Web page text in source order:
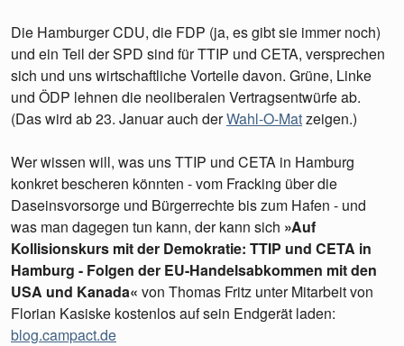
Die Hamburger CDU, die FDP (ja, es gibt sie immer noch)
und ein Teil der SPD sind für TTIP und CETA, versprechen
sich und uns wirtschaftliche Vorteile davon. Grüne, Linke
und ÖDP lehnen die neoliberalen Vertragsentwürfe ab.
(Das wird ab 23. Januar auch derWahl-O-Matzeigen.)
Wer wissen will, was uns TTIP und CETA in Hamburg
konkret bescheren könnten - vom Fracking über die
Daseinsvorsorge und Bürgerrechte bis zum Hafen - und
was man dagegen tun kann, der kann sich »Auf
Kollisionskurs mit der Demokratie: TTIP und CETA in
Hamburg - Folgen der EU-Handelsabkommen mit den
USA und Kanada« von Thomas Fritz unter Mitarbeit von
Florian Kasiske kostenlos auf sein Endgerät laden:
blog.campact.de